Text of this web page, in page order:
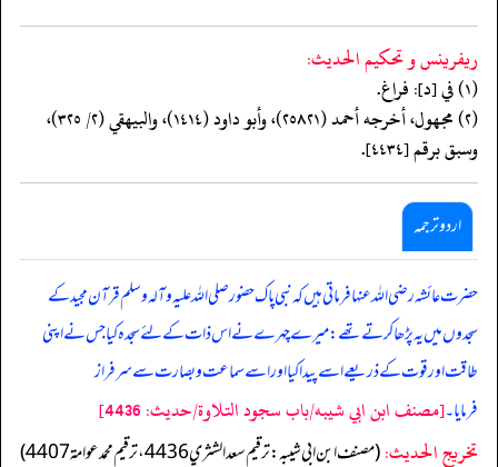
ريفرينس و تحكيم الحدیث:
(١) في [د]: فراغ.
(٢) مجهول، أخرجه أحمد (٢٥٨٢١)، وأبو داود (١٤١٤)، والبيهقي (٢/ ٣٢٥)،
وسبق برقم [٤٤٣٤].
اردو ترجمہ
حضرت عائشہ رضی اللہ عنہا فرماتی ہیں کہ نبی پاک حضور صلی اللہ علیہ وآلہ وسلم قرآن مجید کے
سجدوں میں یہ پڑھا کرتے تھے: میرے چہرے نے اس ذات کے لئے سجدہ کیا جس نے اپنی
طاقت اور قوت کے ذریعے اسے پیدا کیا اور اسے سماعت و بصارت سے سرفراز
فرمایا۔[مصنف ابن ابي شيبه/باب سجود التلاوة/حدیث: 4436]
تخریج الحدیث:(مصنف ابن ابي شيبه: ترقيم سعد الشثري 4436، ترقيم محمد عوامة 4407)